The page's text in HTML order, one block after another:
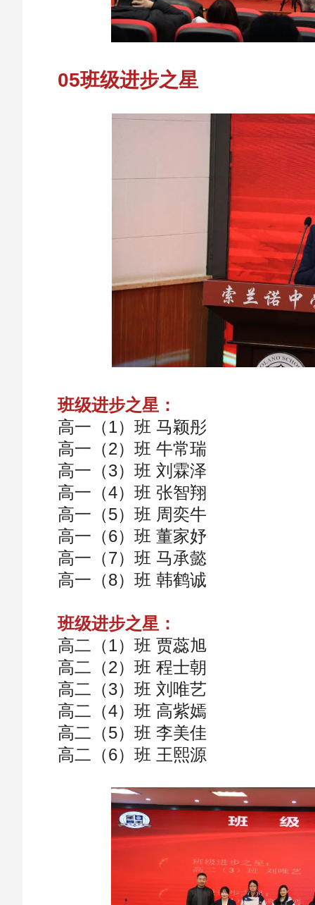
05班级进步之星
班级进步之星：
高一（1）班 马颖彤
高一（2）班 牛常瑞
高一（3）班 刘霖泽
高一（4）班 张智翔
高一（5）班 周奕牛
高一（6）班 董家妤
高一（7）班 马承懿
高一（8）班 韩鹤诚
班级进步之星：
高二（1）班 贾蕊旭
高二（2）班 程士朝
高二（3）班 刘唯艺
高二（4）班 高紫嫣
高二（5）班 李美佳
高二（6）班 王熙源